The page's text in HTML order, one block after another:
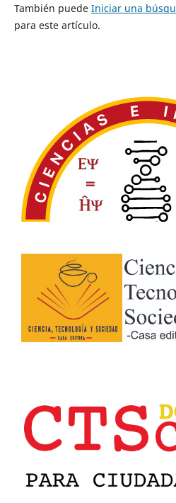
También puede Iniciar una
para este artículo.